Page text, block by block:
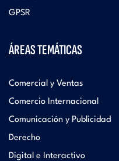
GPSR
ÁREAS TEMÁTICAS
Comercial y Ventas
Comercio Internacional
Comunicación y Publicidad
Derecho
Digital e Interactivo